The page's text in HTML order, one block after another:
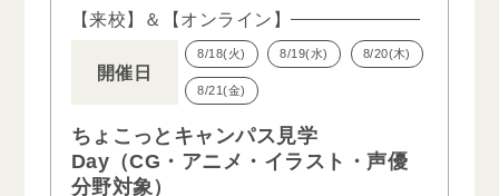
【来校】＆【オンライン】
開催日
8/18(火) 8/19(水) 8/20(木)
8/21(金)
ちょこっとキャンパス見学
Day（CG・アニメ・イラスト・声優
分野対象）